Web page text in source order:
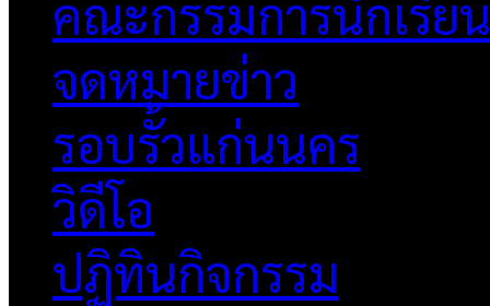
คณะกรรมการนักเรียน
จดหมายข่าว
รอบรั้วแก่นนคร
วิดีโอ
ปฏิทินกิจกรรม